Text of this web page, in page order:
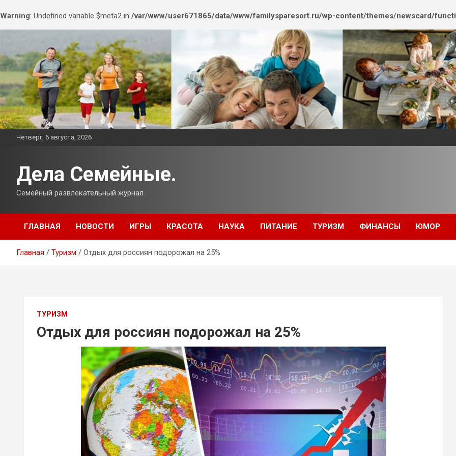
Warning: Undefined variable $meta2 in /var/www/user671865/data/www/familysparesort.ru/wp-content/themes/newscard/
содержимому
Четверг, 6 августа, 2026
Дела Семейные.
Семейный развлекательный журнал.
ГЛАВНАЯ НОВОСТИ ИГРЫ КРАСОТА НАУКА ПИТАНИЕ ТУРИЗМ ФИНАНСЫ ЮМОР
Главная Туризм Отдых для россиян подорожал на 25%
ТУРИЗМ
Отдых для россиян подорожал на 25%